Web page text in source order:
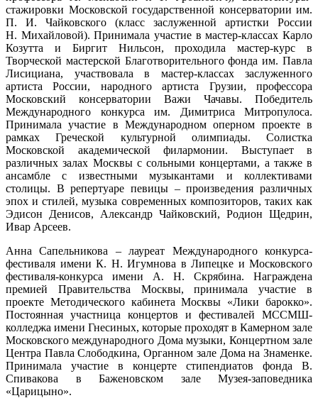
стажировки Московской государственной консерватории им.
П. И. Чайковского (класс заслуженной артистки России
Н. Михайловой). Принимала участие в мастер-классах Карло
Козутта и Биргит Нильсон, проходила мастер-курс в
Творческой мастерской Благотворительного фонда им. Павла
Лисициана, участвовала в мастер-классах заслуженного
артиста России, народного артиста Грузии, профессора
Московский консерватории Важи Чачавы. Победитель
Международного конкурса им. Димитриса Митропулоса.
Принимала участие в Международном оперном проекте в
рамках Греческой культурной олимпиады. Солистка
Московской академической филармонии. Выступает в
различных залах Москвы с сольными концертами, а также в
ансамбле с известными музыкантами и коллективами
столицы. В репертуаре певицы – произведения различных
эпох и стилей, музыка современных композиторов, таких как
Эдисон Денисов, Александр Чайковский, Родион Щедрин,
Ивар Арсеев.
Анна Сапельникова – лауреат Международного конкурса-
фестиваля имени К. Н. Игумнова в Липецке и Московского
фестиваля-конкурса имени А. Н. Скрябина. Награждена
премией Правительства Москвы, принимала участие в
проекте Методического кабинета Москвы «Лики барокко».
Постоянная участница концертов и фестивалей МССМШ-
колледжа имени Гнесиных, которые проходят в Камерном зале
Московского международного Дома музыки, Концертном зале
Центра Павла Слободкина, Органном зале Дома на Знаменке.
Принимала участие в концерте стипендиатов фонда В.
Спивакова в Баженовском зале Музея-заповедника
«Царицыно».